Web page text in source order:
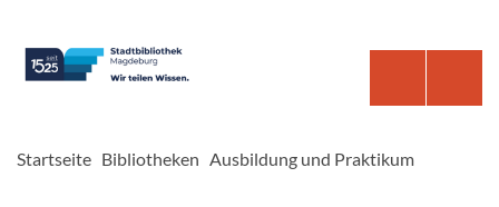
Startseite Bibliotheken Ausbildung und Praktikum